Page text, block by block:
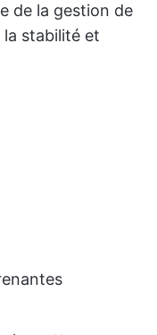
de la gestion de
stabilité et